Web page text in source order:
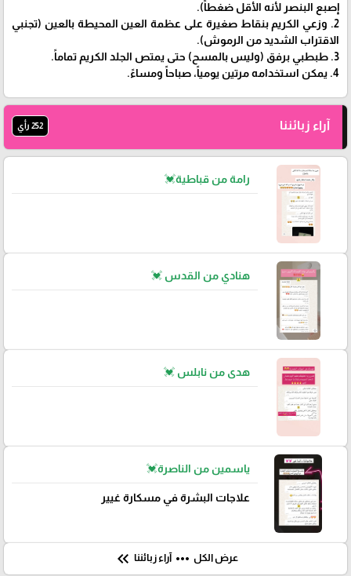
إصبع البنصر لأنه الأقل ضغطاً).
2. وزعي الكريم بنقاط صغيرة على عظمة العين المحيطة بالعين (تجنبي
الاقتراب الشديد من الرموش).
3. طبطبي برفق (وليس بالمسح) حتى يمتص الجلد الكريم تماماً.
4. يمكن استخدامه مرتين يومياً، صباحاً ومساءً.
آراء زبائننا 252 رأي
رامة من قباطية💓
هنادي من القدس 💓
هدى من نابلس 💓
ياسمين من الناصرة💓
علاجات البشرة في مسكارة غيير
عرض الكل more_horiz آراء زبائننا keyboard_double_arrow_left